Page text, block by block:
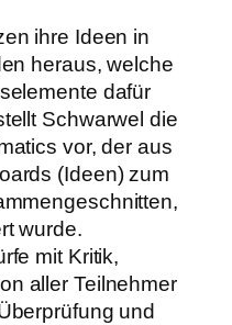
ihre Ideen in
heraus, welche
dafür
Schwarwel die
vor, der aus
(Ideen) zum
wurde.
mit Kritik,
aller Teilnehmer
und